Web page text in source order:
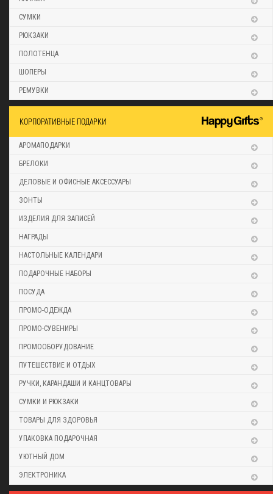
СУМКИ
РЮКЗАКИ
ПОЛОТЕНЦА
ШОПЕРЫ
РЕМУВКИ
КОРПОРАТИВНЫЕ ПОДАРКИ
АРОМАПОДАРКИ
БРЕЛОКИ
ДЕЛОВЫЕ И ОФИСНЫЕ АКСЕССУАРЫ
ЗОНТЫ
ИЗДЕЛИЯ ДЛЯ ЗАПИСЕЙ
НАГРАДЫ
НАСТОЛЬНЫЕ КАЛЕНДАРИ
ПОДАРОЧНЫЕ НАБОРЫ
ПОСУДА
ПРОМО-ОДЕЖДА
ПРОМО-СУВЕНИРЫ
ПРОМООБОРУДОВАНИЕ
ПУТЕШЕСТВИЕ И ОТДЫХ
РУЧКИ, КАРАНДАШИ И КАНЦТОВАРЫ
СУМКИ И РЮКЗАКИ
ТОВАРЫ ДЛЯ ЗДОРОВЬЯ
УПАКОВКА ПОДАРОЧНАЯ
УЮТНЫЙ ДОМ
ЭЛЕКТРОНИКА